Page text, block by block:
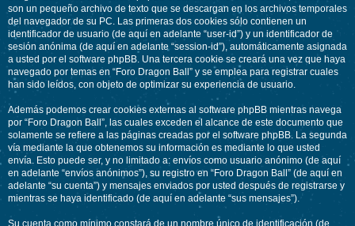
son un pequeño archivo de texto que se descargan en los archivos temporales
del navegador de su PC. Las primeras dos cookies sólo contienen un
identificador de usuario (de aquí en adelante “user-id”) y un identificador de
sesión anónima (de aquí en adelante “session-id”), automáticamente asignada
a usted por el software phpBB. Una tercera cookie se creará una vez que haya
navegado por temas en “Foro Dragon Ball” y se emplea para registrar cuales
han sido leídos, con objeto de optimizar su experiencia de usuario.
Además podemos crear cookies externas al software phpBB mientras navega
por “Foro Dragon Ball”, las cuales exceden el alcance de este documento que
solamente se refiere a las páginas creadas por el software phpBB. La segunda
vía mediante la que obtenemos su información es mediante lo que usted
envía. Esto puede ser, y no limitado a: envíos como usuario anónimo (de aquí
en adelante “envíos anónimos”), su registro en “Foro Dragon Ball” (de aquí en
adelante “su cuenta”) y mensajes enviados por usted después de registrarse y
mientras se haya identificado (de aquí en adelante “sus mensajes”).
Su cuenta como mínimo constará de un nombre único de identificación (de